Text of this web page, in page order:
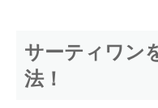
サーティワン
法！